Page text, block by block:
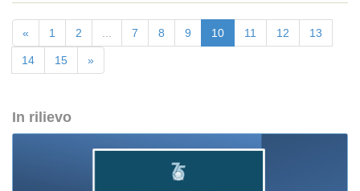
« 1 2 7 8 9 10 11 12 13
14 15 »
In rilievo